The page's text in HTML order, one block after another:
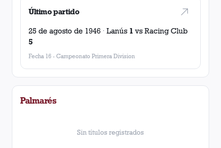
Último partido
25 de agosto de 1946 · Lanús 1 vs Racing Club
5
Fecha 16 - Campeonato Primera Division
Palmarés
Sin títulos registrados